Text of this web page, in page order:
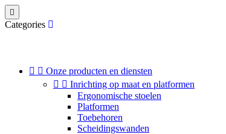

Categories
  Onze producten en diensten
  Inrichting op maat en platformen
Ergonomische stoelen
Platformen
Toebehoren
Scheidingswanden